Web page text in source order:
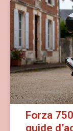
Forza
guide